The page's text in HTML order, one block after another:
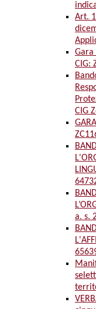
Art.
Gara
CIG:
CIG
a. s.